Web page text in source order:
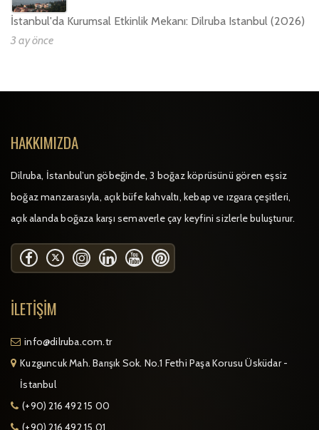
İstanbul'da Kurumsal Etkinlik Mekanı: Dilruba Istanbul (2026)
3 ay önce
HAKKIMIZDA
Dilruba, İstanbul’un göbeğinde, 3 boğaz köprüsünü gören eşsiz
boğaz manzarasıyla, açık büfe kahvaltı, kebap ve ızgara çeşitleri,
açık alanda boğaza karşı semaverle çay keyfini sizlerle buluşturur.
İLETIŞIM
info@dilruba.com.tr
Kuzguncuk Mah. Barışık Sok. No.1 Fethi Paşa Korusu Üsküdar -
İstanbul
(+90) 216 492 15 00
(+90) 216 492 15 01